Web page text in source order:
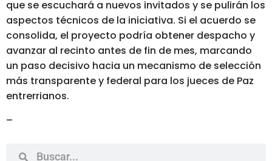
que se escuchará a nuevos invitados y se pulirán los
aspectos técnicos de la iniciativa. Si el acuerdo se
consolida, el proyecto podría obtener despacho y
avanzar al recinto antes de fin de mes, marcando
un paso decisivo hacia un mecanismo de selección
más transparente y federal para los jueces de Paz
entrerrianos.
–